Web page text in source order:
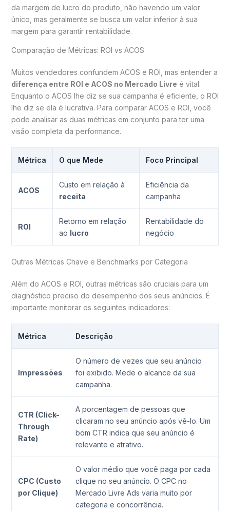
da margem de lucro do produto, não havendo um valor
único, mas geralmente se busca um valor inferior à sua
margem para garantir rentabilidade.
Comparação de Métricas: ROI vs ACOS
Muitos vendedores confundem ACOS e ROI, mas entender a
diferença entre ROI e ACOS no Mercado Livre é vital.
Enquanto o ACOS lhe diz se sua campanha é eficiente, o ROI
lhe diz se ela é lucrativa. Para comparar ACOS e ROI, você
pode analisar as duas métricas em conjunto para ter uma
visão completa da performance.
Métrica O que Mede Foco Principal
ACOS
Custo em relação à
receita
Eficiência da
campanha
ROI
Retorno em relação
ao lucro
Rentabilidade do
negócio
Outras Métricas Chave e Benchmarks por Categoria
Além do ACOS e ROI, outras métricas são cruciais para um
diagnóstico preciso do desempenho dos seus anúncios. É
importante monitorar os seguintes indicadores:
Métrica Descrição
Impressões
O número de vezes que seu anúncio
foi exibido. Mede o alcance da sua
campanha.
CTR (Click-
Through
Rate)
A porcentagem de pessoas que
clicaram no seu anúncio após vê-lo. Um
bom CTR indica que seu anúncio é
relevante e atrativo.
CPC (Custo
por Clique)
O valor médio que você paga por cada
clique no seu anúncio. O CPC no
Mercado Livre Ads varia muito por
categoria e concorrência.